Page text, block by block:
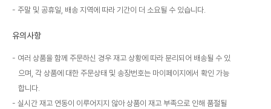
주말 및 공휴일, 배송 지역에 따라 기간이 더 소요될 수 있습니다.
유의사항
여러 상품을 함께 주문하신 경우 재고 상황에 따라 분리되어 배송될 수 있
으며, 각 상품에 대한 주문상태 및 송장번호는 마이페이지에서 확인 가능
합니다.
실시간 재고 연동이 이루어지지 않아 상품이 재고 부족으로 인해 품절될